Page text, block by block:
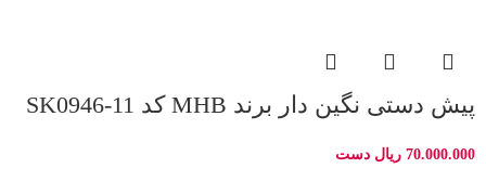
پیش دستی نگین دار برند MHB کد SK0946-11
70.000.000 ریال دست